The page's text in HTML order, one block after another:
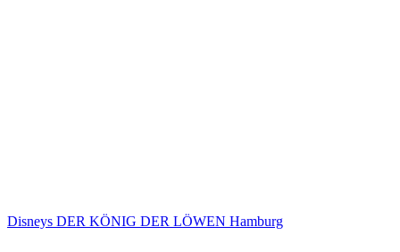
Disneys DER KÖNIG DER LÖWEN Hamburg